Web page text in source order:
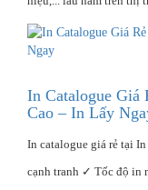
In Catalogue
Cao – In Lấy
In catalogue giá rẻ tại
cạnh tranh ✓ Tốc độ in